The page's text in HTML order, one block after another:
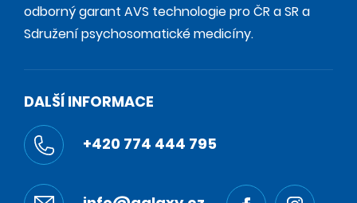
odborný garant AVS technologie pro ČR a SR a
Sdružení psychosomatické medicíny.
DALŠÍ INFORMACE
+420 774 444 795